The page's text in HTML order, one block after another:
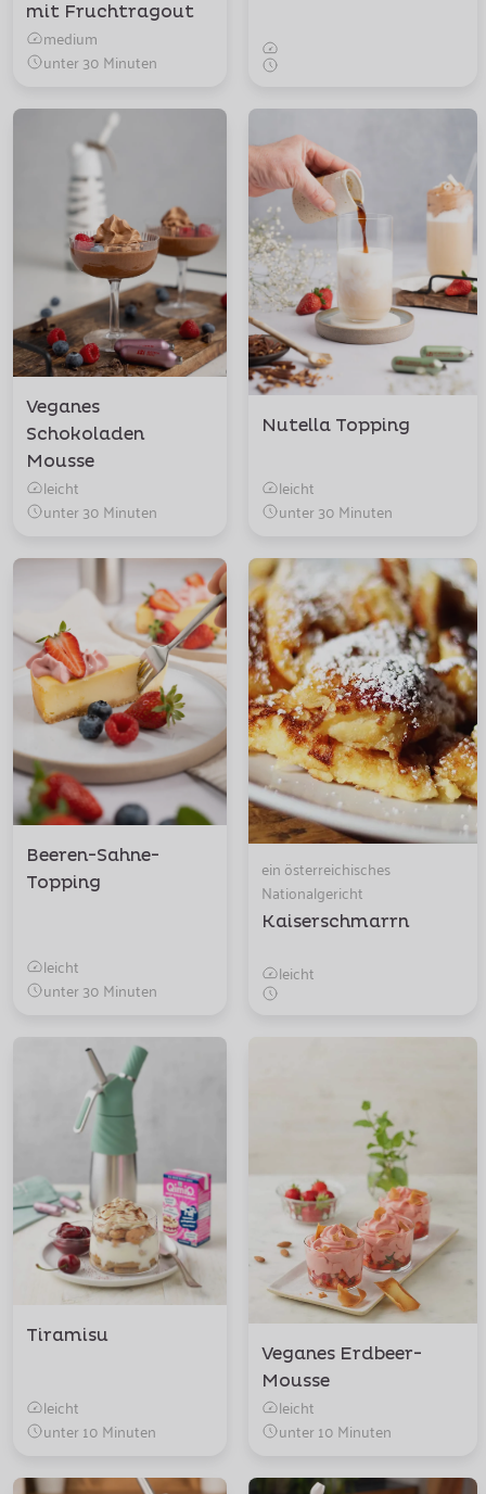
mit Fruchtragout
medium
unter 30 Minuten
Veganes
Schokoladen
Mousse
leicht
unter 30 Minuten
Nutella Topping
leicht
unter 30 Minuten
Beeren-Sahne-
Topping
leicht
unter 30 Minuten
ein österreichisches
Nationalgericht
Kaiserschmarrn
leicht
Tiramisu
leicht
unter 10 Minuten
Veganes Erdbeer-
Mousse
leicht
unter 10 Minuten